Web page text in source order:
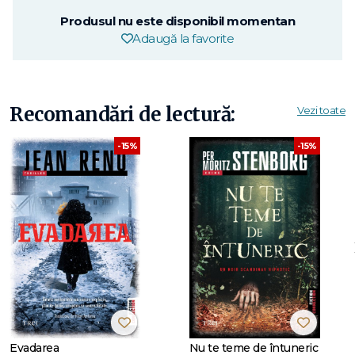
Produsul nu este disponibil momentan
Adaugă la favorite
Recomandări de lectură: Vezi toate
-15%
Evadarea
-15%
Nu te teme de întuneric